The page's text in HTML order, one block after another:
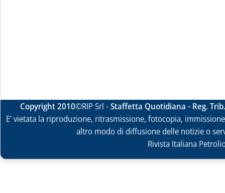
Copyright 2010©RIP Srl -Staffetta Quotidiana - Reg.
E' vietata la riproduzione, ritrasmissione, fotocopia,
altro modo di diffusione delle notizie o
Rivista Italiana